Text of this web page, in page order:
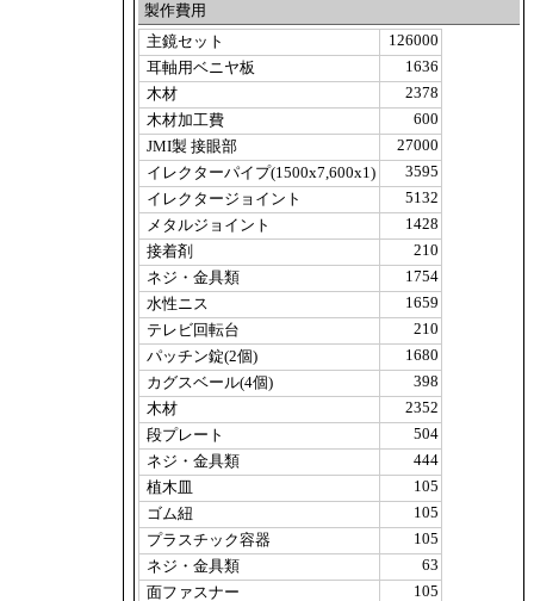
製作費用
主鏡セット
126000
耳軸用ベニヤ板
1636
木材
2378
木材加工費
600
JMI製 接眼部
27000
イレクターパイプ(1500x7,600x1)
3595
イレクタージョイント
5132
メタルジョイント
1428
接着剤
210
ネジ・金具類
1754
水性ニス
1659
テレビ回転台
210
パッチン錠(2個)
1680
カグスベール(4個)
398
木材
2352
段プレート
504
ネジ・金具類
444
植木皿
105
ゴム紐
105
プラスチック容器
105
ネジ・金具類
63
面ファスナー
105